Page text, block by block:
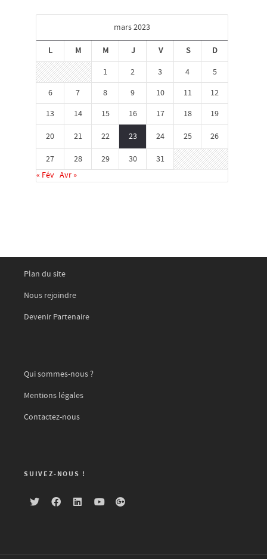
mars 2023
L M M J V S
D
1
2 3 4
5
6
7 8 9 10 11
12
13
14 15 16 17 18 19
20 21 22 23 24 25 26
27 28 29 30
31
« Fév Avr »
Plan du site
Nous rejoindre
Devenir Partenaire
Qui sommes-nous ?
Mentions légales
Contactez-nous
SUIVEZ-NOUS !